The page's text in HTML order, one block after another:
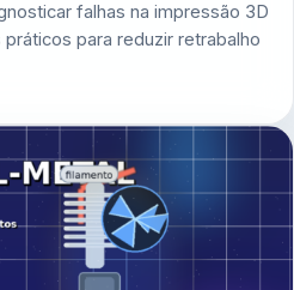
falhas na impressão 3D
para reduzir retrabalho